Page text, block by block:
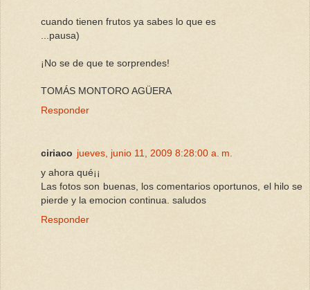
cuando tienen frutos ya sabes lo que es
...pausa)
¡No se de que te sorprendes!
TOMÁS MONTORO AGÜERA
Responder
ciriaco jueves, junio 11, 2009 8:28:00 a. m.
y ahora qué¡¡
Las fotos son buenas, los comentarios oportunos, el hilo se
pierde y la emocion continua. saludos
Responder